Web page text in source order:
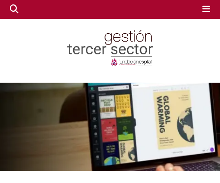
GESTIÓN TERCER SECTOR
CONECTA IA
VOLUNTARIADO.NET
GESTIÓN TERCER SECTOR
CONECTA IA
VOLUNTARIADO.NET